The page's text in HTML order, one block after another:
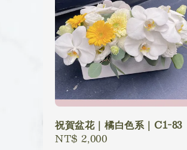
祝賀盆花｜橘白色系｜C1-83
Regular
NT$ 2,000